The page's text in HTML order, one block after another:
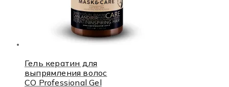
Гель кератин для
выпрямления волос
CO Professional Gel